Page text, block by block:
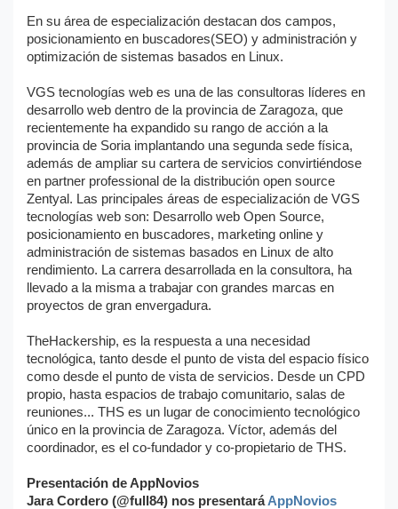
En su área de especialización destacan dos campos,
posicionamiento en buscadores(SEO) y administración y
optimización de sistemas basados en Linux.
VGS tecnologías web es una de las consultoras líderes en
desarrollo web dentro de la provincia de Zaragoza, que
recientemente ha expandido su rango de acción a la
provincia de Soria implantando una segunda sede física,
además de ampliar su cartera de servicios convirtiéndose
en partner professional de la distribución open source
Zentyal. Las principales áreas de especialización de VGS
tecnologías web son: Desarrollo web Open Source,
posicionamiento en buscadores, marketing online y
administración de sistemas basados en Linux de alto
rendimiento. La carrera desarrollada en la consultora, ha
llevado a la misma a trabajar con grandes marcas en
proyectos de gran envergadura.
TheHackership, es la respuesta a una necesidad
tecnológica, tanto desde el punto de vista del espacio físico
como desde el punto de vista de servicios. Desde un CPD
propio, hasta espacios de trabajo comunitario, salas de
reuniones... THS es un lugar de conocimiento tecnológico
único en la provincia de Zaragoza. Víctor, además del
coordinador, es el co-fundador y co-propietario de THS.
Presentación de AppNovios
Jara Cordero (@full84) nos presentaráAppNovios